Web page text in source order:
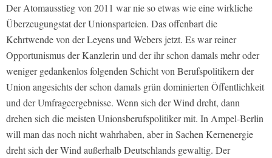
Der Atomausstieg von 2011 war nie so etwas wie eine wirkliche
Überzeugungstat der Unionsparteien. Das offenbart die
Kehrtwende von der Leyens und Webers jetzt. Es war reiner
Opportunismus der Kanzlerin und der ihr schon damals mehr oder
weniger gedankenlos folgenden Schicht von Berufspolitikern der
Union angesichts der schon damals grün dominierten Öffentlichkeit
und der Umfrageergebnisse. Wenn sich der Wind dreht, dann
drehen sich die meisten Unionsberufspolitiker mit. In Ampel-Berlin
will man das noch nicht wahrhaben, aber in Sachen Kernenergie
dreht sich der Wind außerhalb Deutschlands gewaltig. Der